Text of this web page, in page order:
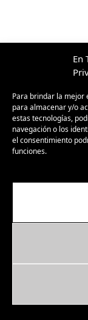
En
Para brindar la mejor
para almacenar y/o
estas tecnologías,
navegación o los
el consentimiento
funciones.